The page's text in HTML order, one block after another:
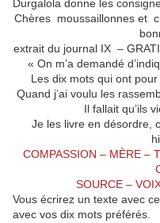
Durgalola donne les
Chères moussaillonnes et
extrait du journal IX –
« On m’a demandé
Les dix mots qui ont
Quand j’ai voulu les
Il fallait qu’ils
Je les livre en désordre,
COMPASSION – MÈRE –
SOURCE –
Vous écrirez un texte avec
avec vos dix mots préférés.